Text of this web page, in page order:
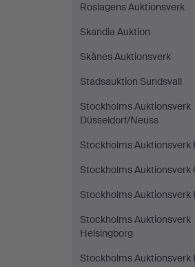
Roslagens Auktionsverk
Skandia Auktion
Skånes Auktionsverk
Stadsauktion Sundsvall
Stockholms Auktionsverk
Düsseldorf/Neuss
Stockholms Auktionsverk
Stockholms Auktionsverk
Stockholms Auktionsverk
Stockholms Auktionsverk
Helsingborg
Stockholms Auktionsverk